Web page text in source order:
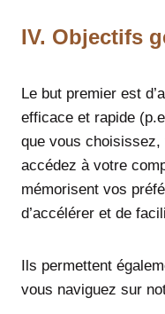
IV. Objectifs
Le but premier est
efficace et rapide
que vous choisissez,
accédez à votre
mémorisent vos
d’accélérer et de
Ils permettent
vous naviguez sur